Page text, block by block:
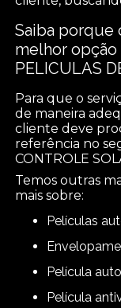
Saiba porque
melhor
PELICULAS
Para que o
de maneira
cliente deve
referência no
CONTROLE
Temos outras
mais sobre:
películas
película
película